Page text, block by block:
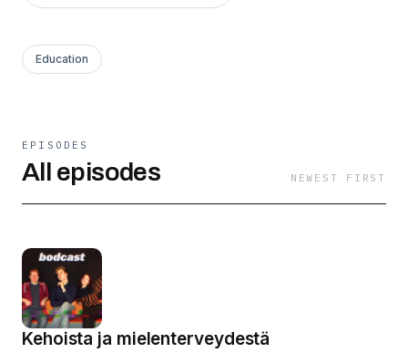
Education
EPISODES
All episodes NEWEST FIRST
Kehoista ja mielenterveydestä